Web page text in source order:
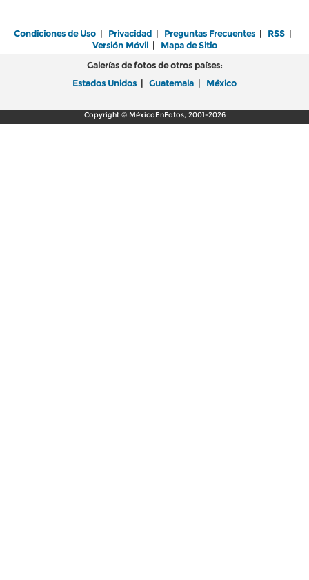
Condiciones de Uso Privacidad Preguntas Frecuentes RSS
Versión Móvil| Mapa de Sitio
Galerías de fotos de otros países:
Estados Unidos
Guatemala México
Copyright © MéxicoEnFotos, 2001-2026